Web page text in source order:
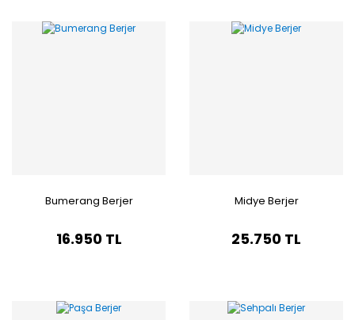
Bumerang Berjer
16.950 TL
Midye Berjer
25.750 TL